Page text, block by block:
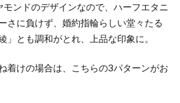
ンドのデザインなので、ハーフエタニ
さに負けず、婚約指輪らしい堂々たる
」とも調和がとれ、上品な印象に。
着けの場合は、こちらの3パターンがお